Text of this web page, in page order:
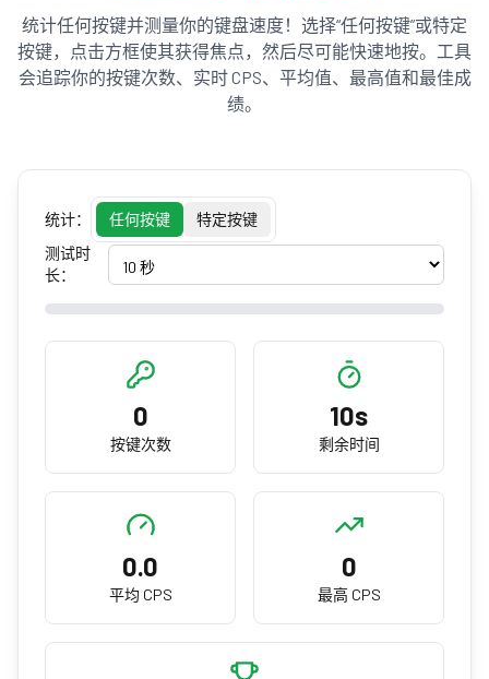
统计任何按键并测量你的键盘速度！选择“任何按键”或特定
按键，点击方框使其获得焦点，然后尽可能快速地按。工具
会追踪你的按键次数、实时 CPS、平均值、最高值和最佳成
绩。
统计： 任何按键
特定按键
测试时
长：
0
按键次数
10s
剩余时间
0.0
平均 CPS
0
最高 CPS